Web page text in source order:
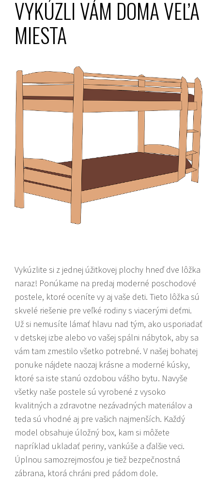
VYKÚZLI VÁM DOMA VEĽA
MIESTA
Vykúzlite si z jednej úžitkovej plochy hneď dve lôžka
naraz! Ponúkame na predaj moderné poschodové
postele, ktoré oceníte vy aj vaše deti. Tieto lôžka sú
skvelé riešenie pre veľké rodiny s viacerými deťmi.
Už si nemusíte lámať hlavu nad tým, ako usporiadať
v detskej izbe alebo vo vašej spálni nábytok, aby sa
vám tam zmestilo všetko potrebné. V našej bohatej
ponuke nájdete naozaj krásne a moderné kúsky,
ktoré sa iste stanú ozdobou vášho bytu. Navyše
všetky naše postele sú vyrobené z vysoko
kvalitných a zdravotne nezávadných materiálov a
teda sú vhodné aj pre vašich najmenších. Každý
model obsahuje úložný box, kam si môžete
napríklad ukladať periny, vankúše a ďalšie veci.
Úplnou samozrejmosťou je tiež bezpečnostná
zábrana, ktorá chráni pred pádom dole.